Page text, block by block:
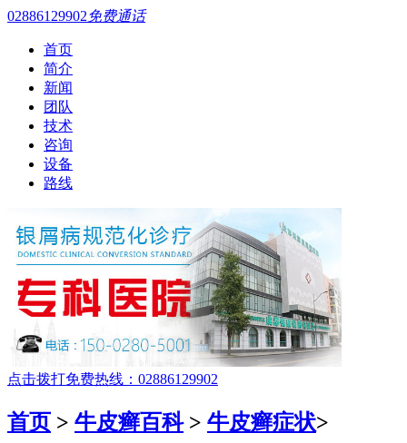
02886129902免费通话
首页
简介
新闻
团队
技术
咨询
设备
路线
点击拨打免费热线：02886129902
首页 > 牛皮癣百科> 牛皮癣症状>